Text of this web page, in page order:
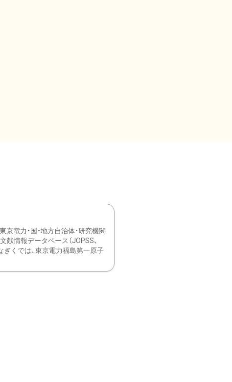
電力・国・地方自治体・研究機関
情報データベース（JOPSS、
ぎくでは、東京電力福島第一原子